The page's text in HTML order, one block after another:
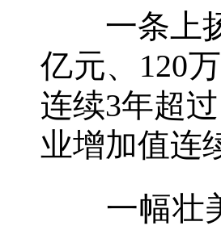
一条上扬
亿元、120
连续3年超
业增加值
一幅壮美